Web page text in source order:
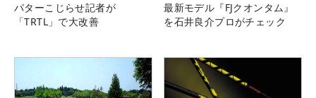
パターこじらせ記者が
「TRTL」で大改善
最新モデル『FJクオンタム』
を石井良介プロがチェック